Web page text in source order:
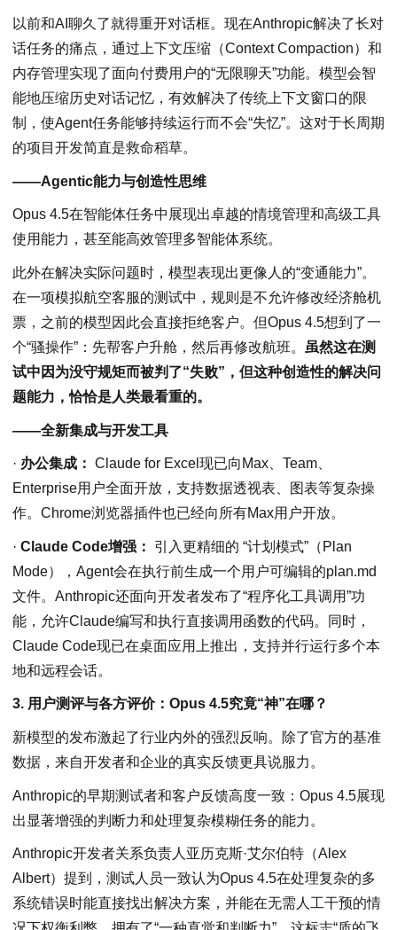
以前和AI聊久了就得重开对话框。现在Anthropic解决了长对
话任务的痛点，通过上下文压缩（Context Compaction）和
内存管理实现了面向付费用户的“无限聊天”功能。模型会智
能地压缩历史对话记忆，有效解决了传统上下文窗口的限
制，使Agent任务能够持续运行而不会“失忆”。这对于长周期
的项目开发简直是救命稻草。
——Agentic能力与创造性思维
Opus 4.5在智能体任务中展现出卓越的情境管理和高级工具
使用能力，甚至能高效管理多智能体系统。
此外在解决实际问题时，模型表现出更像人的“变通能力”。
在一项模拟航空客服的测试中，规则是不允许修改经济舱机
票，之前的模型因此会直接拒绝客户。但Opus 4.5想到了一
个“骚操作”：先帮客户升舱，然后再修改航班。
虽然这在测
试中因为没守规矩而被判了“失败”，但这种创造性的解决问
题能力，恰恰是人类最看重的。
——全新集成与开发工具
· 办公集成： Claude for Excel现已向Max、Team、
Enterprise用户全面开放，支持数据透视表、图表等复杂操
作。Chrome浏览器插件也已经向所有Max用户开放。
· Claude Code增强：
引入更精细的 “计划模式”（Plan
Mode），Agent会在执行前生成一个用户可编辑的plan.md
文件。Anthropic还面向开发者发布了“程序化工具调用”功
能，允许Claude编写和执行直接调用函数的代码。同时，
Claude Code现已在桌面应用上推出，支持并行运行多个本
地和远程会话。
3. 用户测评与各方评价：Opus 4.5究竟“神”在哪？
新模型的发布激起了行业内外的强烈反响。除了官方的基准
数据，来自开发者和企业的真实反馈更具说服力。
Anthropic的早期测试者和客户反馈高度一致：Opus 4.5展现
出显著增强的判断力和处理复杂模糊任务的能力。
Anthropic开发者关系负责人亚历克斯·艾尔伯特（Alex
Albert）提到，测试人员一致认为Opus 4.5在处理复杂的多
系统错误时能直接找出解决方案，并能在无需人工干预的情